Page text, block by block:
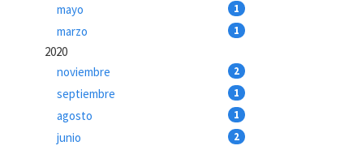
mayo 1
marzo 1
2020
noviembre
2
septiembre 1
agosto 1
junio 2